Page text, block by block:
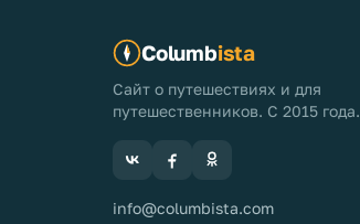
Columbista
Сайт о путешествиях и для
путешественников. С 2015 года.
info@columbista.com